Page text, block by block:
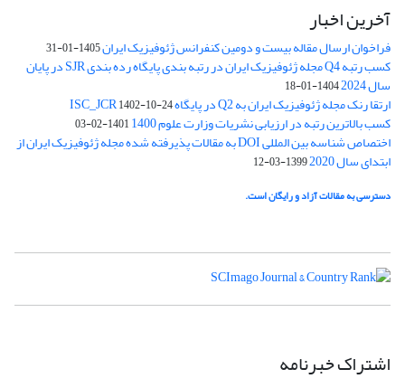
آخرین اخبار
فراخوان ارسال مقاله بیست و دومین کنفرانس ژئوفیزیک ایران1405-01-31
کسب رتبه Q4 مجله ژئوفیزیک ایران در رتبه بندی پایگاه رده بندی SJR در پایان
سال 2024 1404-01-18
ارتقا رنک مجله ژئوفیزیک ایران به Q2 در پایگاه ISC_JCR 1402-10-24
کسب بالاترین رتبه در ارزیابی نشریات وزارت علوم 1400 1401-02-03
اختصاص شناسه بین المللی DOI به مقالات پذیرفته شده مجله ژئوفیزیک ایران از
ابتدای سال 2020 1399-03-12
دسترسی به مقالات آزاد و رایگان است.
اشتراک خبرنامه